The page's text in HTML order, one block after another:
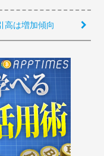
高は増加傾向